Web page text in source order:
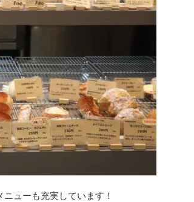
ューも充実しています！